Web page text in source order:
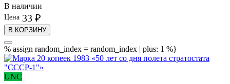
В наличии
Цена 33 ₽
В КОРЗИНУ
% assign random_index = random_index | plus: 1 %}
UNC